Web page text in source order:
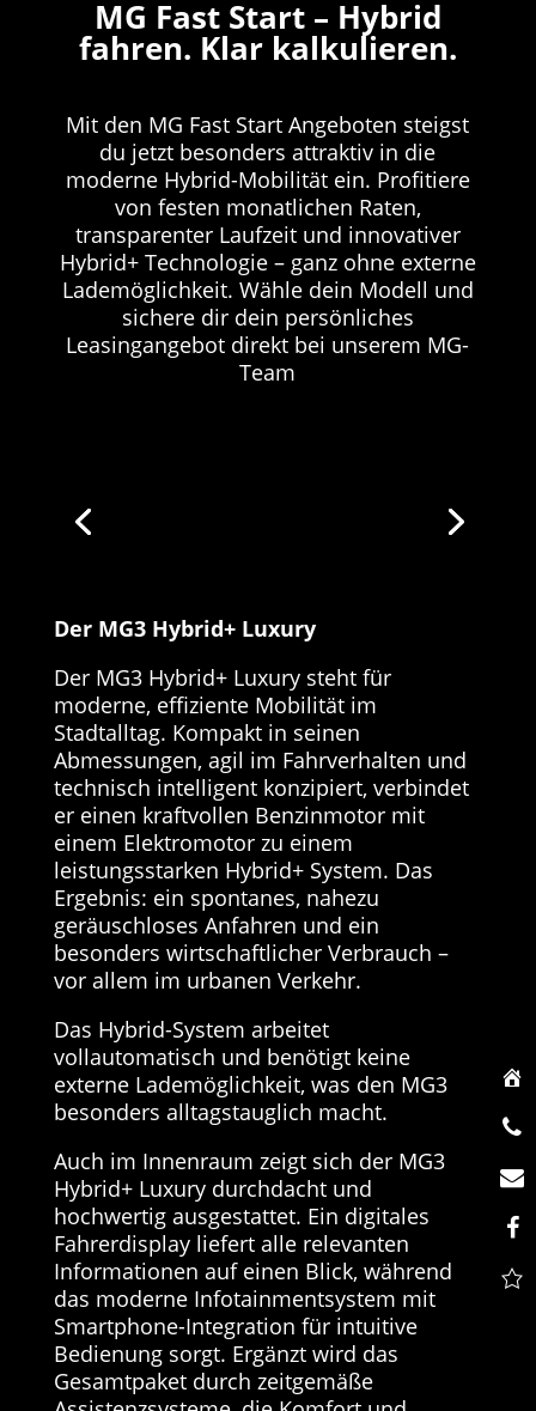
MG Fast Start – Hybrid
fahren. Klar kalkulieren.
Mit den MG Fast Start Angeboten steigst
du jetzt besonders attraktiv in die
moderne Hybrid-Mobilität ein. Profitiere
von festen monatlichen Raten,
transparenter Laufzeit und innovativer
Hybrid+ Technologie – ganz ohne externe
Lademöglichkeit. Wähle dein Modell und
sichere dir dein persönliches
Leasingangebot direkt bei unserem MG-
Team
Der MG3 Hybrid+ Luxury
Der MG3 Hybrid+ Luxury steht für
moderne, effiziente Mobilität im
Stadtalltag. Kompakt in seinen
Abmessungen, agil im Fahrverhalten und
technisch intelligent konzipiert, verbindet
er einen kraftvollen Benzinmotor mit
einem Elektromotor zu einem
leistungsstarken Hybrid+ System. Das
Ergebnis: ein spontanes, nahezu
geräuschloses Anfahren und ein
besonders wirtschaftlicher Verbrauch –
vor allem im urbanen Verkehr.
Das Hybrid-System arbeitet
vollautomatisch und benötigt keine
externe Lademöglichkeit, was den MG3
besonders alltagstauglich macht.
Auch im Innenraum zeigt sich der MG3
Hybrid+ Luxury durchdacht und
hochwertig ausgestattet. Ein digitales
Fahrerdisplay liefert alle relevanten
Informationen auf einen Blick, während
das moderne Infotainmentsystem mit
Smartphone-Integration für intuitive
Bedienung sorgt. Ergänzt wird das
Gesamtpaket durch zeitgemäße